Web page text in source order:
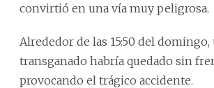
convirtió en una vía muy peligrosa.
Alrededor de las 15:50 del
transganado habría quedado sin
provocando el trágico accidente.